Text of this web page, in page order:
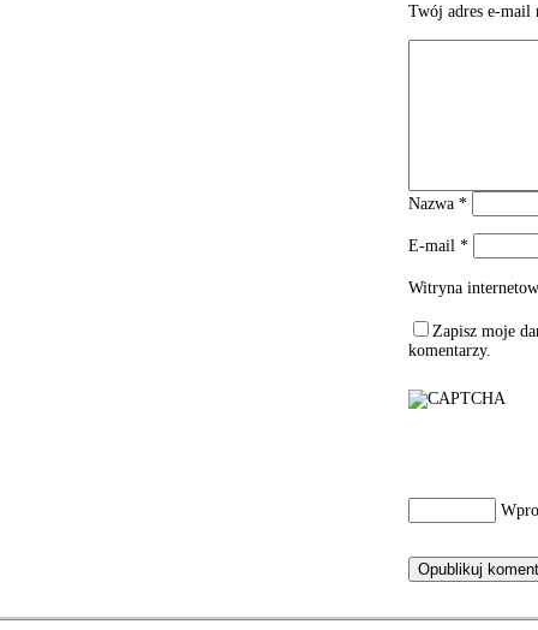
Twój adres e-mail
Nazwa *
E-mail *
Witryna
Zapisz moje
komentarzy.